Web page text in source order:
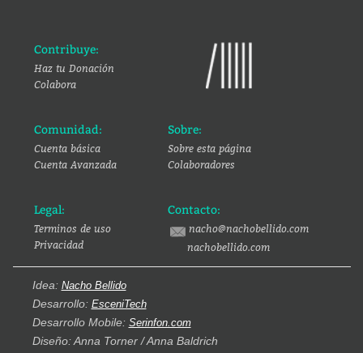
Contribuye:
Haz tu Donación
Colabora
Comunidad:
Cuenta básica
Cuenta Avanzada
Sobre:
Sobre esta página
Colaboradores
Legal:
Terminos de uso
Privacidad
Contacto:
nacho@nachobellido.com
nachobellido.com
Idea: Nacho Bellido
Desarrollo: EsceniTech
Desarrollo Mobile: Serinfon.com
Diseño: Anna Torner / Anna Baldrich